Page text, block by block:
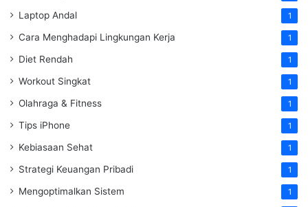
Laptop Andal 1
Cara Menghadapi Lingkungan Kerja 1
Diet Rendah 1
Workout Singkat 1
Olahraga & Fitness 1
Tips iPhone 1
Kebiasaan Sehat 1
Strategi Keuangan Pribadi 1
Mengoptimalkan Sistem 1